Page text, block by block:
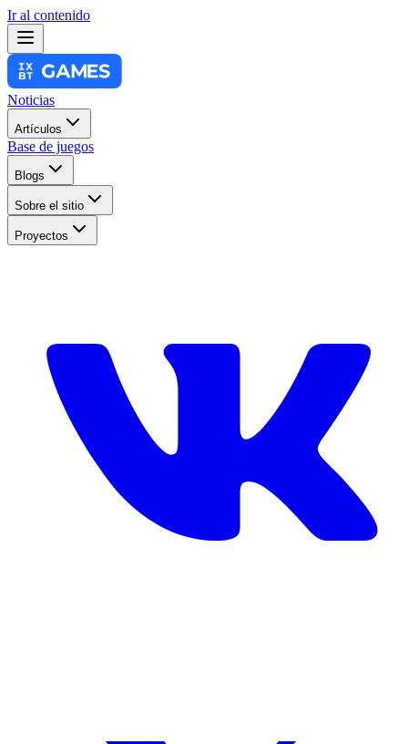
Ir al contenido
Noticias
Artículos
Base de juegos
Blogs
Sobre el sitio
Proyectos